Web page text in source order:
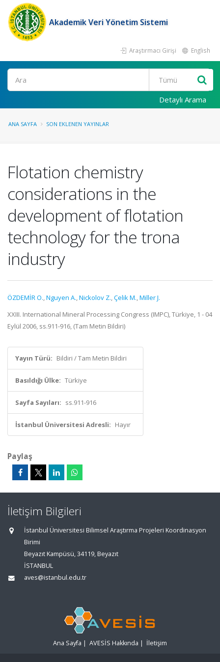
Akademik Veri Yönetim Sistemi
Araştırmacı Girişi English
Ara
Detaylı Arama
ANA SAYFA SON EKLENEN YAYINLAR
Flotation chemistry
considerations in the
development of flotation
technology for the trona
industry
ÖZDEMİR O.,Nguyen A.,Nickolov Z.,Çelik M.,Miller J.
XXIII. International Mineral Processing Congress (IMPC), Türkiye, 1 - 04
Eylül 2006, ss.911-916, (Tam Metin Bildiri)
Yayın Türü: Bildiri / Tam Metin Bildiri
Basıldığı Ülke: Türkiye
Sayfa Sayıları: ss.911-916
İstanbul Üniversitesi Adresli: Hayır
Paylaş
İletişim Bilgileri
İstanbul Üniversitesi Bilimsel Araştırma Projeleri Koordinasyon
Birimi
Beyazıt Kampüsü, 34119, Beyazıt
İSTANBUL
aves@istanbul.edu.tr
Ana Sayfa | AVESİS Hakkında | İletişim